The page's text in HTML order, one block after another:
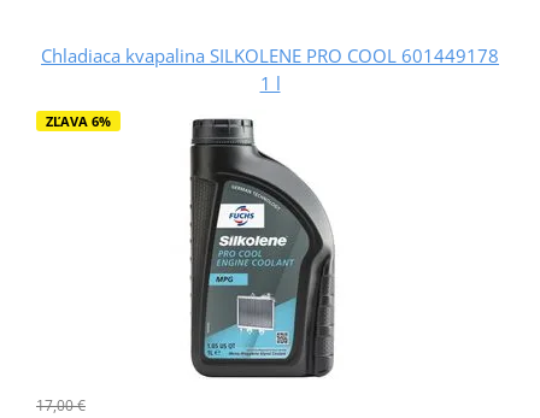
Chladiaca kvapalina SILKOLENE PRO COOL 601449178
1 l
ZĽAVA 6%
17,00 €